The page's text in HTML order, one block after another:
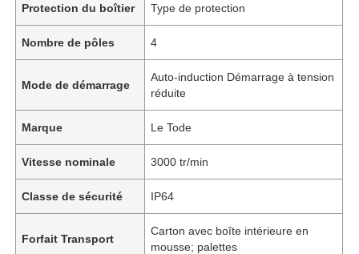
Protection du boîtier Type de protection
Nombre de pôles 4
Mode de démarrage
Auto-induction Démarrage à tension
réduite
Marque Le Tode
Vitesse nominale 3000 tr/min
Classe de sécurité IP64
Forfait Transport
Carton avec boîte intérieure en
mousse; palettes